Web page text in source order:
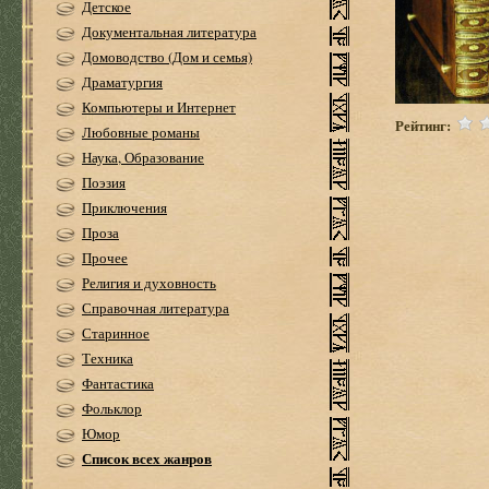
Детское
Документальная литература
Домоводство (Дом и семья)
Драматургия
Компьютеры и Интернет
Любовные романы
Наука, Образование
Поэзия
Приключения
Проза
Прочее
Религия и духовность
Справочная литература
Старинное
Техника
Фантастика
Фольклор
Юмор
Список всех жанров
Рейтинг: